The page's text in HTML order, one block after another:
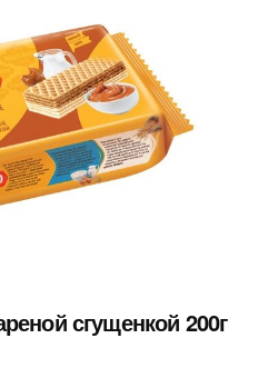
сгущенкой 200г